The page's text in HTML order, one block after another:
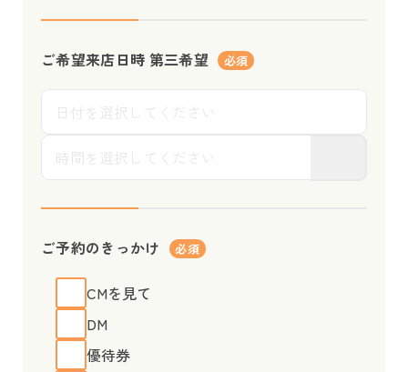
ご希望来店日時 第三希望 必須
ご予約のきっかけ 必須
CMを見て
DM
優待券